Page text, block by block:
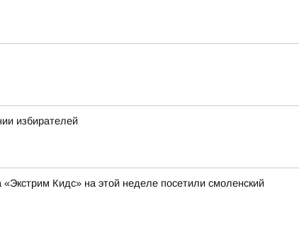
избирателей
Кидс» на этой неделе посетили смоленский